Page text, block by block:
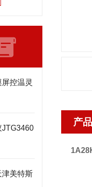
控温灵
JTG3460
津美特斯
产